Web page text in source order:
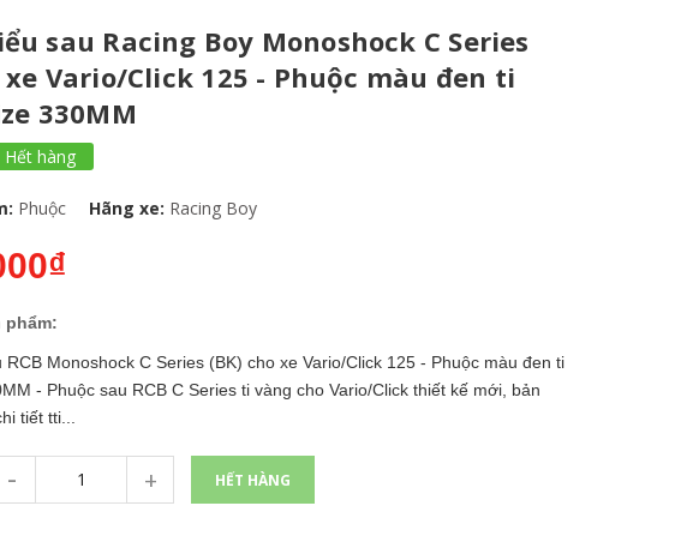
sau Racing Boy Monoshock C Series
xe Vario/Click 125 - Phuộc màu đen ti
330MM
Hết hàng
Phuộc Hãng xe: Racing Boy
phẩm:
RCB Monoshock C Series (BK) cho xe Vario/Click 125 - Phuộc màu đen ti
- Phuộc sau RCB C Series ti vàng cho Vario/Click thiết kế mới, bản
tiết tti...
- + HẾT HÀNG